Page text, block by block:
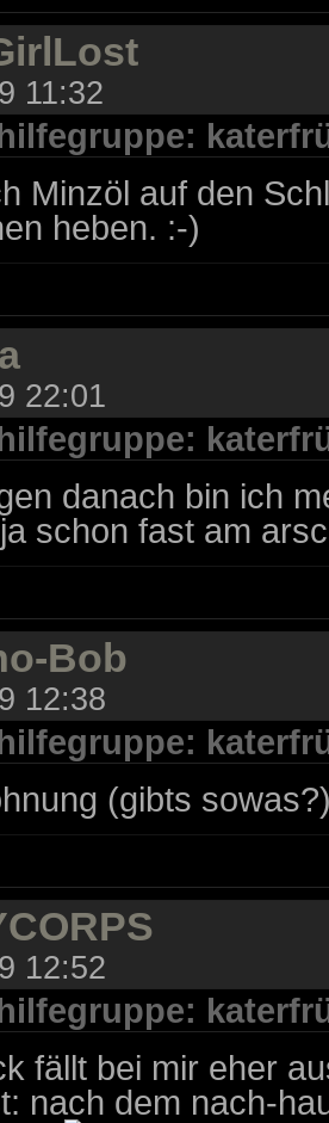
11:32
Minzöl auf den
heben. :-)
22:01
danach bin ich
schon fast am
Bob
12:38
(gibts
12:52
fällt bei mir eher
nach dem nach-